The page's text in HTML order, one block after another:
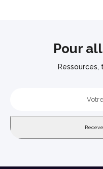
Pour
Ressources,